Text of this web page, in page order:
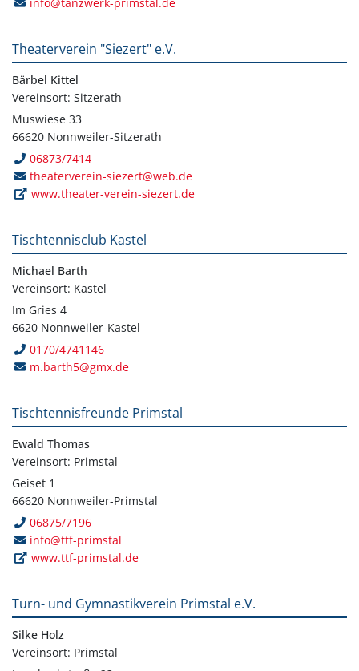
Theaterverein "Siezert" e.V.
Bärbel Kittel
Vereinsort: Sitzerath
Muswiese 33
66620 Nonnweiler-Sitzerath
06873/7414
theaterverein-siezert@web.de
www.theater-verein-siezert.de
Tischtennisclub Kastel
Michael Barth
Vereinsort: Kastel
Im Gries 4
6620 Nonnweiler-Kastel
0170/4741146
m.barth5@gmx.de
Tischtennisfreunde Primstal
Ewald Thomas
Vereinsort: Primstal
Geiset 1
66620 Nonnweiler-Primstal
06875/7196
info@ttf-primstal
www.ttf-primstal.de
Turn- und Gymnastikverein Primstal e.V.
Silke Holz
Vereinsort: Primstal